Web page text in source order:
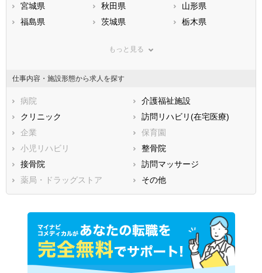
宮城県
秋田県
山形県
福島県
茨城県
栃木県
神奈川県
石川県
福井県
静岡県
三重県
滋賀県
大阪府
兵庫県
鳥取県
広島県
徳島県
香川県
愛媛県
福岡県
佐賀県
長崎県
熊本県
大分県
宮崎県
鹿児島県
沖縄県
もっと見る
仕事内容・施設形態から求人を探す
病院
介護福祉施設
クリニック
訪問リハビリ(在宅医療)
企業
保育園
小児リハビリ
整骨院
接骨院
訪問マッサージ
薬局・ドラッグストア
その他